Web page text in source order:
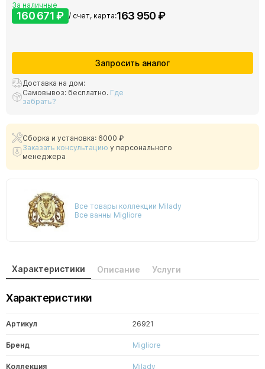
За наличные
160 671 ₽ / счет, карта:163 950 ₽
Запросить аналог
Доставка на дом:
Самовывоз: бесплатно. Где
забрать?
Сборка и установка: 6000 ₽
Заказать консультацию у персонального
менеджера
Все товары коллекции Milady
Все ванны Migliore
Характеристики Описание Услуги
Характеристики
Артикул 26921
Бренд Migliore
Коллекция Milady